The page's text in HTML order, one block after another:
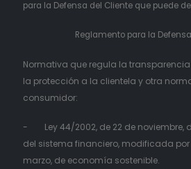
para la Defensa del Cliente que puede
Reglamento para la
Normativa que regula la
la protección a la clientela y otra
consumidor:
- Ley 44/2002, de 22 de noviembre,
del sistema financiero, modificada por
marzo, de economía sostenible.